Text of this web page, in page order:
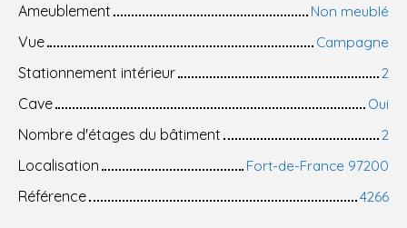
Ameublement
Non meublé
Vue
Campagne
Stationnement intérieur
2
Cave
Oui
Nombre d'étages du bâtiment
2
Localisation
Fort-de-France 97200
Référence
4266